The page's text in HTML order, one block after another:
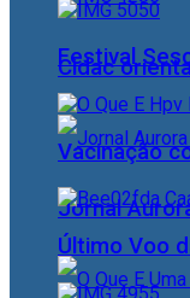
Cidac
Jornal
Festival
Vacinação
Último Voo